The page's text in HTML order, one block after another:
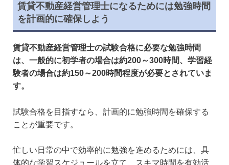
賃貸不動産経営管理士になるためには勉強時間
を計画的に確保しよう
賃貸不動産経営管理士の試験合格に必要な勉強時間
は、一般的に初学者の場合は約200～300時間、学習経
験者の場合は約150～200時間程度が必要とされていま
す。
試験合格を目指すなら、計画的に勉強時間を確保する
ことが重要です。
忙しい日常の中で効率的に勉強を進めるためには、具
体的な学習スケジュールを立て、スキマ時間を有効活